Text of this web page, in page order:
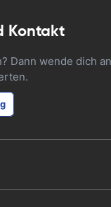
Kontakt
Dann wende dich